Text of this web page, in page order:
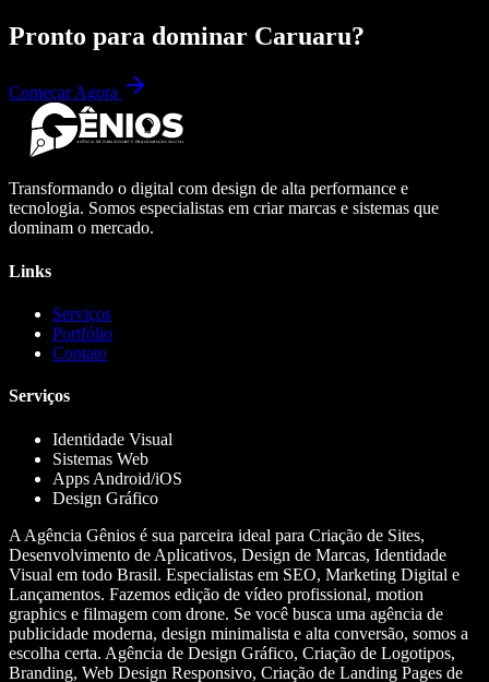
Pronto para dominar Caruaru?
Começar Agora
Transformando o digital com design de alta performance e
tecnologia. Somos especialistas em criar marcas e sistemas que
dominam o mercado.
Links
Serviços
Portfólio
Contato
Serviços
Identidade Visual
Sistemas Web
Apps Android/iOS
Design Gráfico
A Agência Gênios é sua parceira ideal para Criação de Sites,
Desenvolvimento de Aplicativos, Design de Marcas, Identidade
Visual em todo Brasil. Especialistas em SEO, Marketing Digital e
Lançamentos. Fazemos edição de vídeo profissional, motion
graphics e filmagem com drone. Se você busca uma agência de
publicidade moderna, design minimalista e alta conversão, somos a
escolha certa. Agência de Design Gráfico, Criação de Logotipos,
Branding, Web Design Responsivo, Criação de Landing Pages de